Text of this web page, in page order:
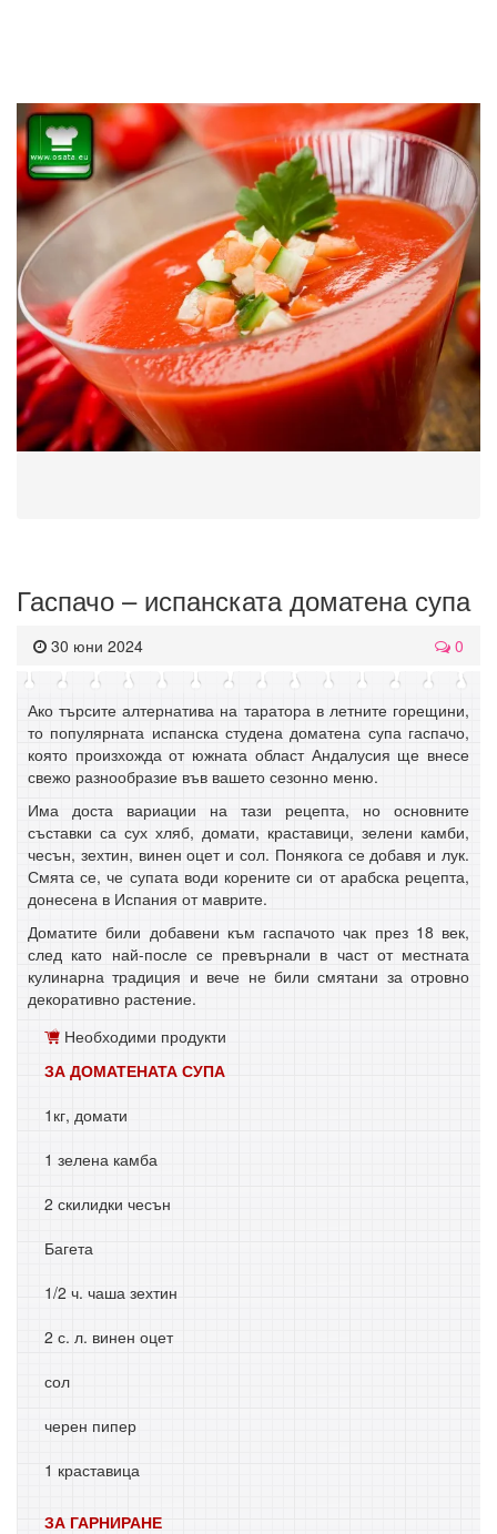
Гаспачо – испанската доматена супа
30 юни 2024 0
Ако търсите алтернатива на таратора в летните горещини,
то популярната испанска студена доматена супа гаспачо,
която произхожда от южната област Андалусия ще внесе
свежо разнообразие във вашето сезонно меню.
Има доста вариации на тази рецепта, но основните
съставки са сух хляб, домати, краставици, зелени камби,
чесън, зехтин, винен оцет и сол. Понякога се добавя и лук.
Смята се, че супата води корените си от арабска рецепта,
донесена в Испания от маврите.
Доматите били добавени към гаспачото чак през 18 век,
след като най-после се превърнали в част от местната
кулинарна традиция и вече не били смятани за отровно
декоративно растение.
Необходими продукти
ЗА ДОМАТЕНАТА СУПА
1кг, домати
1 зелена камба
2 скилидки чесън
Багета
1/2 ч. чаша зехтин
2 с. л. винен оцет
сол
черен пипер
1 краставица
ЗА ГАРНИРАНЕ